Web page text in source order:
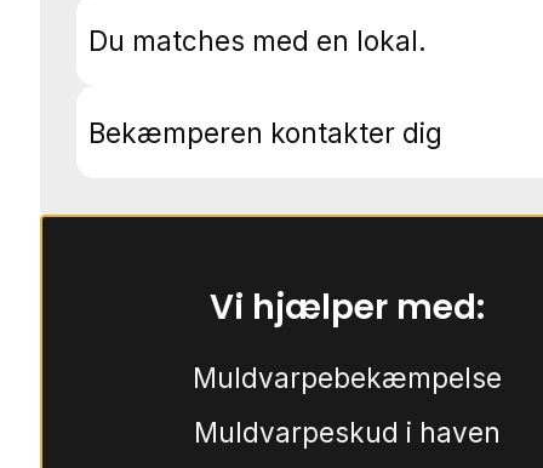
Du matches med en lokal.
Bekæmperen kontakter dig
Vi hjælper med:
Muldvarpebekæmpelse
Muldvarpeskud i haven